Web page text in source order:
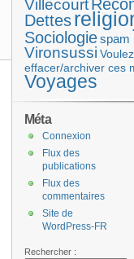
Villecourt
Dettes
Sociologiespam
Vironsussi
effacer/archiver ces
Voyages
Méta
Connexion
Flux des
publications
Flux des
commentaires
Site de
WordPress-FR
Rechercher :